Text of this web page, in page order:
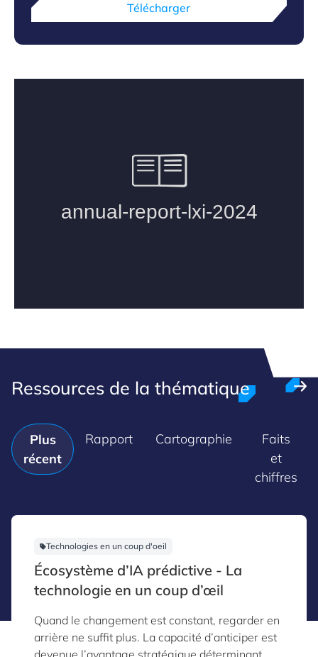
Télécharger
Ressources de la thématique
Plus
récent
Rapport Cartographie
Faits
et
chiffres
Technologies en un coup d'oeil
Écosystème d’IA prédictive - La
technologie en un coup d’œil
Quand le changement est constant, regarder en
arrière ne suffit plus. La capacité d’anticiper est
devenue l’avantage stratégique déterminant.